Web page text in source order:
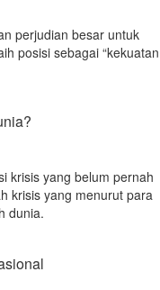
perjudian besar untuk
posisi sebagai “kekuatan
krisis yang belum pernah
krisis yang menurut para
dunia.